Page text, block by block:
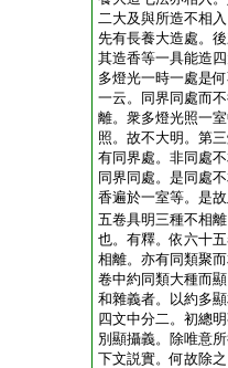
二大及與所造不相
先有長養大造處。
其造香等一具能造
多燈光一時一處是
一云。同界同處而
離。衆多燈光照一
照。故不大明。第
有同界處。非同處
同界同處。是同處
香遍於一室等。是
五卷具明三種不相
也。有釋。依六十
相離。亦有同類聚
卷中約同類大種而
和雜義者。以約多
四文中分二。初總
別顯攝義。除唯意
下文説實。何故除